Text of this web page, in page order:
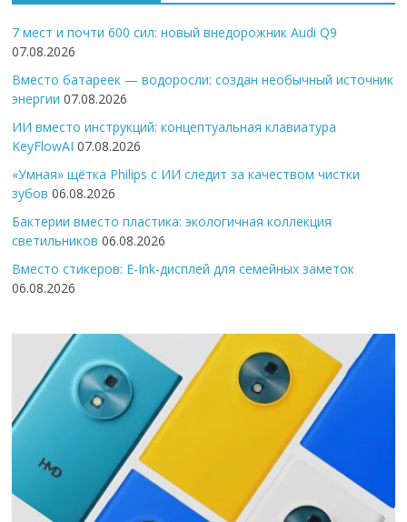
7 мест и почти 600 сил: новый внедорожник Audi Q9
07.08.2026
Вместо батареек — водоросли: создан необычный источник
энергии 07.08.2026
ИИ вместо инструкций: концептуальная клавиатура
KeyFlowAI 07.08.2026
«Умная» щётка Philips с ИИ следит за качеством чистки
зубов 06.08.2026
Бактерии вместо пластика: экологичная коллекция
светильников 06.08.2026
Вместо стикеров: E-Ink-дисплей для семейных заметок
06.08.2026